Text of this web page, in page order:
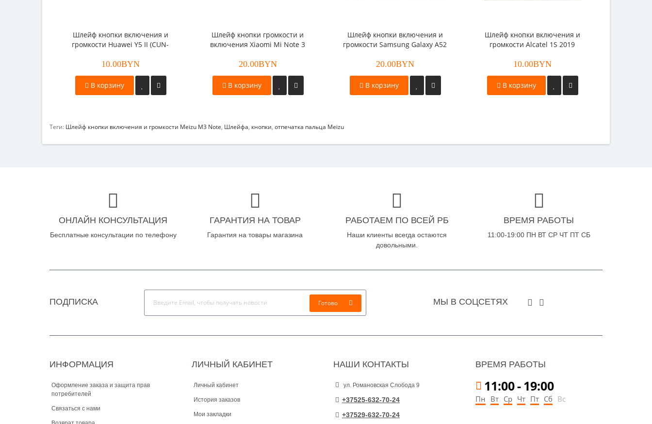
Шлейф кнопки включения и
громкости Huawei Y5 II (CUN-
10.00BYN
В корзину
Шлейф кнопки громкости и
включения Xiaomi Mi Note 3
20.00BYN
В корзину
Шлейф кнопки включения и
громкости Samsung Galaxy A52
20.00BYN
В корзину
Шлейф кнопки включения и
громкости Alcatel 1S 2019
10.00BYN
В корзину
Теги: Шлейф кнопки включения и громкости Meizu M3 Note, Шлейфа, кнопки, отпечатка пальца Meizu
ОНЛАЙН КОНСУЛЬТАЦИЯ
Бесплатные консультации по телефону
ГАРАНТИЯ НА ТОВАР
Гарантия на товары магазина
РАБОТАЕМ ПО ВСЕЙ РБ
Наши клиенты всегда остаются
довольными.
ВРЕМЯ РАБОТЫ
11:00-19:00 ПН ВТ СР ЧТ ПТ СБ
ПОДПИСКА Готово МЫ В СОЦСЕТЯХ
ИНФОРМАЦИЯ
Оформление заказа и защита прав
потребителей
Связаться с нами
ЛИЧНЫЙ КАБИНЕТ
Личный кабинет
История заказов
Мои закладки
НАШИ КОНТАКТЫ
ул. Романовская Слобода 9
+37525-632-70-24
+37529-632-70-24
ВРЕМЯ РАБОТЫ
11:00-19:00
Пн Вт Ср Чт Пт Сб Вс